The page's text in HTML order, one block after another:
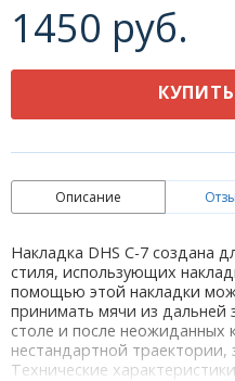
1450 руб.
КУПИТЬ
Описание
Накладка DHS C-7 создана
стиля, использующих
помощью этой накладки
принимать мячи из
столе и после неожиданных
нестандартной траектории,
Технические